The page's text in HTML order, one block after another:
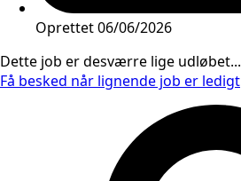
Oprettet06/06/2026
Dette job er desværre lige udløbet...
Få besked når lignende job er ledigt